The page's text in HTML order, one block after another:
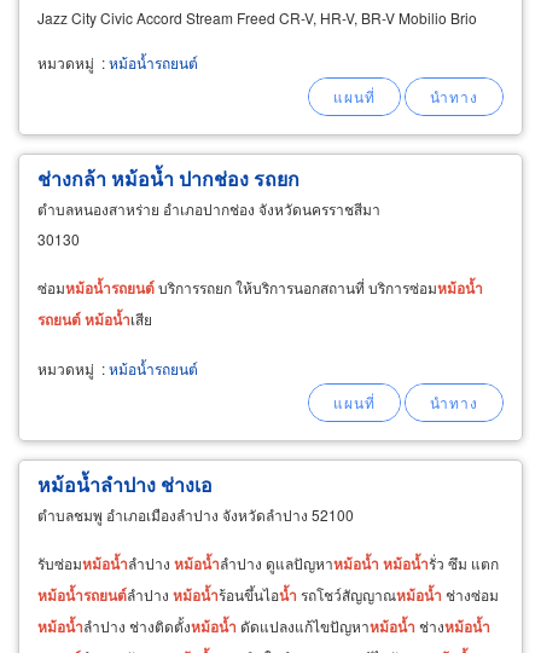
Jazz City Civic Accord Stream Freed CR-V, HR-V, BR-V Mobilio Brio
หมวดหมู่ :หม้อน้ำรถยนต์
ช่างกล้า หม้อน้ำ ปากช่อง รถยก
ตำบลหนองสาหร่าย อำเภอปากช่อง จังหวัดนครราชสีมา
30130
ซ่อมหม้อน้ำรถยนต์บริการรถยก ให้บริการนอกสถานที่ บริการซ่อมหม้อน้ำ
รถยนต์หม้อน้ำเสีย
หมวดหมู่ :หม้อน้ำรถยนต์
หม้อน้ำลำปาง ช่างเอ
ตำบลชมพู อำเภอเมืองลำปาง จังหวัดลำปาง 52100
รับซ่อมหม้อน้ำลำปาง หม้อน้ำลำปาง ดูแลปัญหาหม้อน้ำ หม้อน้ำรั่ว ซึม แตก
หม้อน้ำรถยนต์ลำปาง หม้อน้ำร้อนขึ้นไอน้ำ รถโชว์สัญญาณหม้อน้ำ ช่างซ่อม
หม้อน้ำลำปาง ช่างติดตั้งหม้อน้ำ ดัดแปลงแก้ไขปัญหาหม้อน้ำ ช่างหม้อน้ำ